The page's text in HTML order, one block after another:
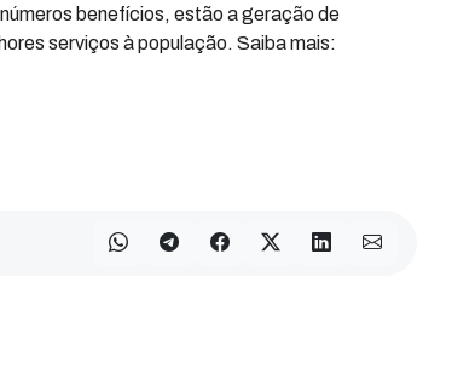
benefícios, estão a geração de
serviços à população. Saiba mais: